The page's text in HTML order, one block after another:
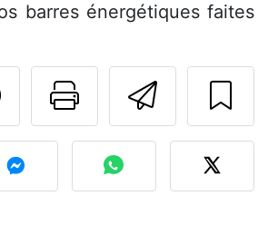
barres énergétiques faites
Imprimer
Poser une
votre photo de